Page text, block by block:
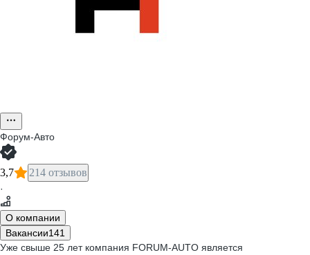
Форум-Авто
3,7 214 отзывов
·
О компании
Вакансии141
Уже свыше 25 лет компания FORUM-AUTO является